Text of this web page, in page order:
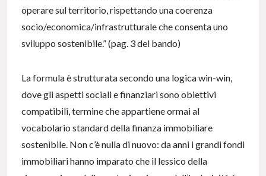
operare sul territorio, rispettando una coerenza
socio/economica/infrastrutturale che consenta uno
sviluppo sostenibile.” (pag. 3 del bando)
La formula è strutturata secondo una logica win-win,
dove gli aspetti sociali e finanziari sono obiettivi
compatibili, termine che appartiene ormai al
vocabolario standard della finanza immobiliare
sostenibile. Non c’è nulla di nuovo: da anni i grandi fondi
immobiliari hanno imparato che il lessico della